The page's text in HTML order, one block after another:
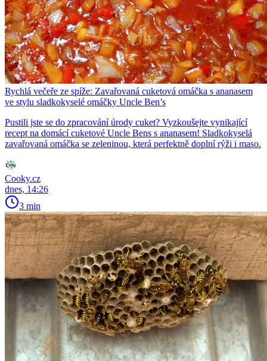
Rychlá večeře ze spíže: Zavařovaná cuketová omáčka s ananasem
ve stylu sladkokyselé omáčky Uncle Ben’s
Pustili jste se do zpracování úrody cuket? Vyzkoušejte vynikající
recept na domácí cuketové Uncle Bens s ananasem! Sladkokyselá
zavařovaná omáčka se zeleninou, která perfektně doplní rýži i maso.
Cooky.cz
dnes, 14:26
3 min